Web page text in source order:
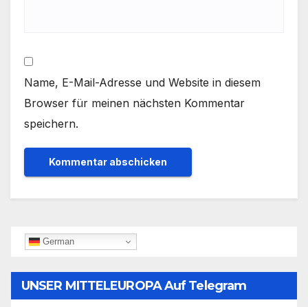
Name, E-Mail-Adresse und Website in diesem
Browser für meinen nächsten Kommentar
speichern.
German
UNSER MITTELEUROPA Auf Telegram